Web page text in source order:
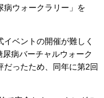
病ウォークラリー」を
ベントの開催が難しく
病バーチャルウォーク
だったため、同年に第2回